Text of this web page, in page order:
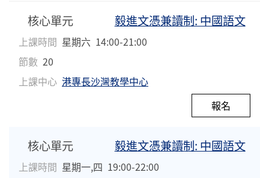
核心單元 毅進文憑兼讀制: 中國語文
上課時間 星期六 14:00-21:00
節數 20
上課中心 港專長沙灣教學中心
報名
核心單元 毅進文憑兼讀制: 中國語文
上課時間 星期一,四 19:00-22:00